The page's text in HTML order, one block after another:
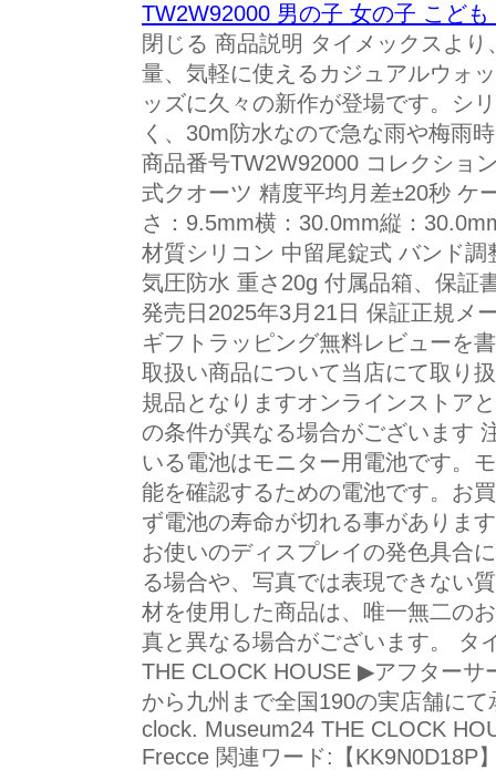
TW2W92000 男の子 女の子 こど
閉じる 商品説明 タイメックスよ
量、気軽に使えるカジュアルウォ
ッズに久々の新作が登場です。シ
く、30m防水なので急な雨や梅雨
商品番号TW2W92000 コレクショ
式クオーツ 精度平均月差±20秒 ケ
さ：9.5mm横：30.0mm縦：
材質シリコン 中留尾錠式 バンド
気圧防水 重さ20g 付属品箱、保証
発売日2025年3月21日 保証正規メ
ギフトラッピング無料レビューを
取扱い商品について当店にて取り
規品となりますオンラインストア
の条件が異なる場合がございます
いる電池はモニター用電池です。
能を確認するための電池です。お
ず電池の寿命が切れる事がありま
お使いのディスプレイの発色具合
る場合や、写真では表現できない
材を使用した商品は、唯一無二の
真と異なる場合がございます。 タ
THE CLOCK HOUSE ▶アフターサ
から九州まで全国190の実店舗に
clock. Museum24 THE CLOCK
Frecce 関連ワード:【KK9N0D18P